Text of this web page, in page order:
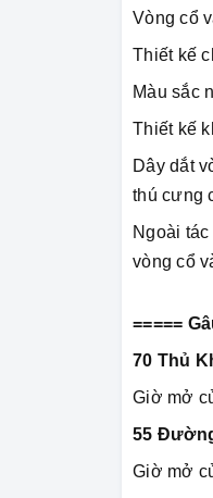
Vòng cổ
Thiết kế
Màu sắc
Thiết kế
Dây dắt
thú cưng
Ngoài
vòng cổ
=====
70 Thủ
Giờ mở
55
Giờ mở